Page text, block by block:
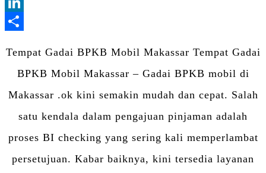
Tempat Gadai BPKB Mobil Makassar Tempat Gadai
BPKB Mobil Makassar – Gadai BPKB mobil di
Makassar .ok kini semakin mudah dan cepat. Salah
satu kendala dalam pengajuan pinjaman adalah
proses BI checking yang sering kali memperlambat
persetujuan. Kabar baiknya, kini tersedia layanan